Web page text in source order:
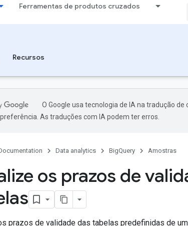
Ferramentas de produtos cruzados
Recursos
O Google usa tecnologia de IA na tradução de
As traduções com IA podem ter erros.
Data analytics BigQuery Amostras
os prazos de
prazos de validade das tabelas predefinidas de